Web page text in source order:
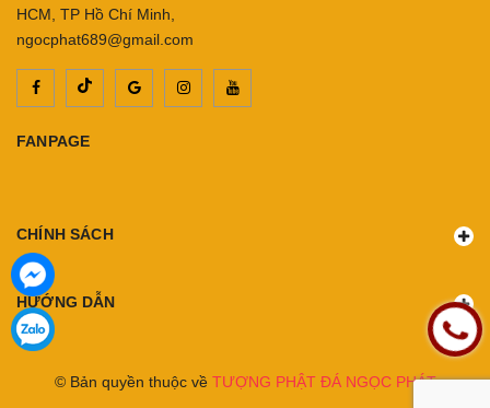
HCM, TP Hồ Chí Minh,
ngocphat689@gmail.com
FANPAGE
CHÍNH SÁCH
HƯỚNG DẪN
© Bản quyền thuộc về TƯỢNG PHẬT ĐÁ NGỌC PHÁT